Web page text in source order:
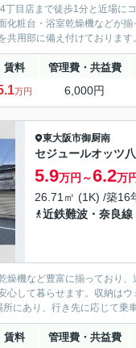
丁目店まで徒歩1分と近場に
化粧台・浴室乾燥機などが
共用部に備え付けておりま
賃料 管理費・共益費
万円 6,000円
東大阪市御厨南
セジュールオッツ
5.9万円～6.2万
26.71㎡ (1K) /築16
近鉄難波・奈良線
燥機など豊富に揃っており
心して暮らせます。収納は
にあり、行き先に応じて
賃料 管理費・共益費